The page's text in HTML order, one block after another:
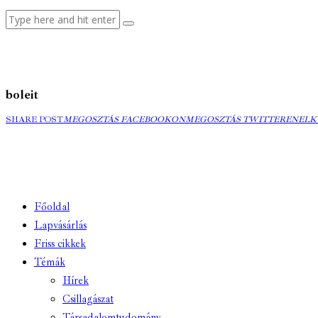
boleit
SHARE POSTMEGOSZTÁS
MEGOSZTÁS FACEBOOKONMEGOSZTÁS
MEGOSZTÁS TWITTEREN
Főoldal
Lapvásárlás
Friss cikkek
Témák
Hírek
Csillagászat